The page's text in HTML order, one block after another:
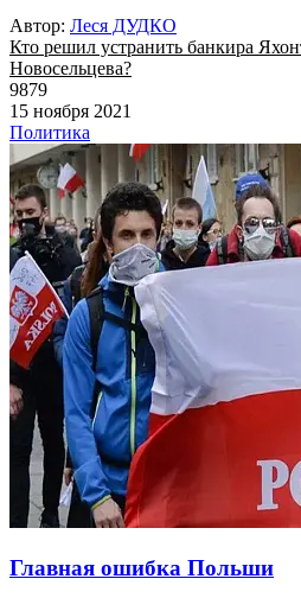
Автор: Леся ДУДКО
Кто решил устранить банкира
Новосельцева?
9879
15 ноября 2021
Политика
Главная ошибка Польши